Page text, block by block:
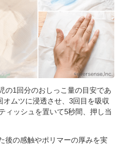
の1回分のおしっこ量の目安であ
オムツに浸透させ、3回目を吸収
ィッシュを置いて5秒間、押し当
後の感触やポリマーの厚みを実